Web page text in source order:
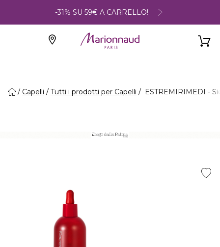
-31% SU 59€ A CARRELLO!
Capelli Tutti i prodotti per Capelli ESTREMIRIMEDI -